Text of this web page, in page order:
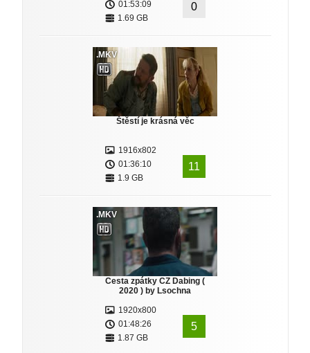
01:53:09
1.69 GB
0
.MKV
Štěstí je krásná věc
1916x802
01:36:10
1.9 GB
11
.MKV
Cesta zpátky CZ Dabing (
2020 ) by Lsochna
1920x800
01:48:26
1.87 GB
5